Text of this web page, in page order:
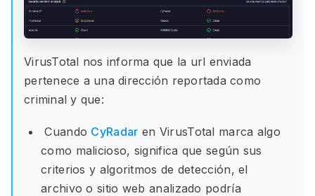
VirusTotal nos informa que la url enviada
pertenece a una dirección reportada como
criminal y que:
Cuando CyRadar en VirusTotal marca algo
como malicioso, significa que según sus
criterios y algoritmos de detección, el
archivo o sitio web analizado podría